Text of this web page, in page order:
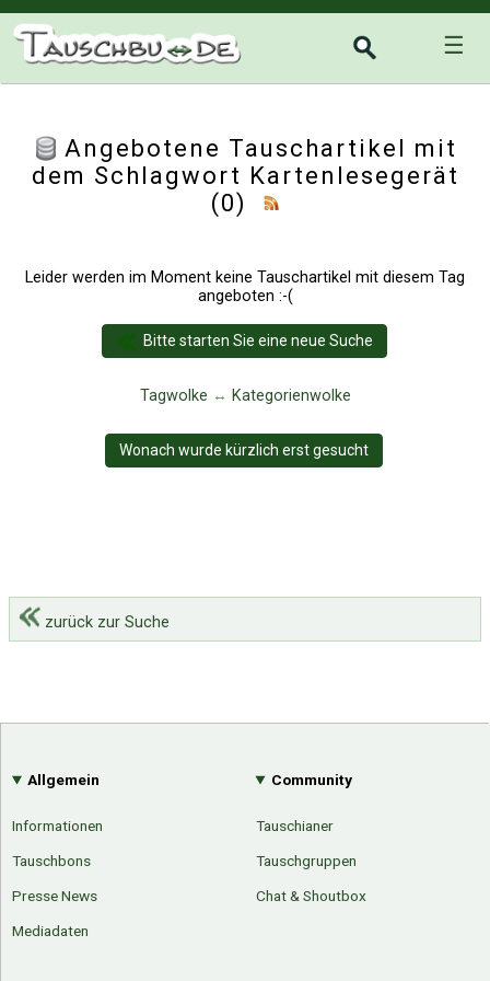
☰
Angebotene Tauschartikel mit
dem Schlagwort Kartenlesegerät
(0)
Leider werden im Moment keine Tauschartikel mit diesem Tag
angeboten :-(
Bitte starten Sie eine neue Suche
Tagwolke ↔ Kategorienwolke
Wonach wurde kürzlich erst gesucht
zurück zur Suche
Allgemein
Informationen
Tauschbons
Presse News
Mediadaten
Community
Tauschianer
Tauschgruppen
Chat & Shoutbox